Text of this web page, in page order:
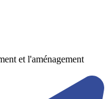
et l'aménagement